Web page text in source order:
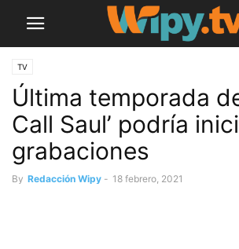
TV
Última temporada
Call Saul’ podría
grabaciones
By Redacción Wipy - 18 febrero, 2021